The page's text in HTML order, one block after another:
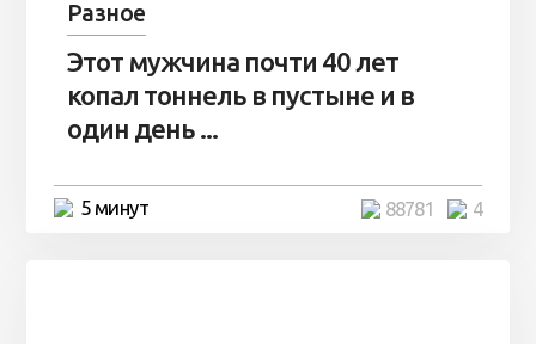
Разное
Этот мужчина почти 40 лет
копал тоннель в пустыне и в
один день ...
5 минут 4
88781